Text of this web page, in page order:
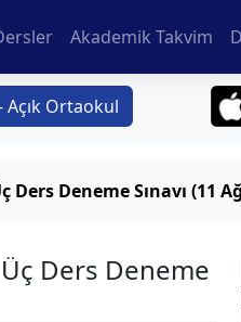
Akademik Takvim
Açık Ortaokul
Ders Deneme Sınavı (11
Ders Deneme